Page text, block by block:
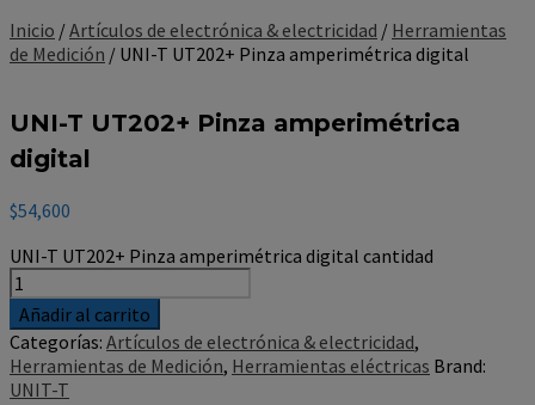
Inicio /Artículos de electrónica & electricidad / Herramientas
de Medición / UNI-T UT202+ Pinza amperimétrica digital
UNI-T UT202+ Pinza amperimétrica
digital
$54,600
UNI-T UT202+ Pinza amperimétrica digital cantidad
Añadir al carrito
Categorías: Artículos de electrónica & electricidad,
Herramientas de Medición, Herramientas eléctricas Brand:
UNIT-T